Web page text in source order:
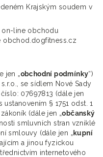
Krajským soudem v
line obchodu
obchod.dogfitness.cz
jen „obchodní podmínky“)
se sídlem Nové Sady
07697813 (dále jen
ustanovením § 1751 odst. 1
(dále jen „občanský
smluvních stran vzniklé
smlouvy (dále jen „kupní
a jinou fyzickou
internetového